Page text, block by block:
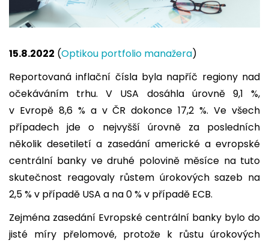
15.8.2022 (Optikou portfolio manažera)
Reportovaná inflační čísla byla napříč regiony nad
očekáváním trhu. V USA dosáhla úrovně 9,1 %,
v Evropě 8,6 % a v ČR dokonce 17,2 %. Ve všech
případech jde o nejvyšší úrovně za posledních
několik desetiletí a zasedání americké a evropské
centrální banky ve druhé polovině měsíce na tuto
skutečnost reagovaly růstem úrokových sazeb na
2,5 % v případě USA a na 0 % v případě ECB.
Zejména zasedání Evropské centrální banky bylo do
jisté míry přelomové, protože k růstu úrokových